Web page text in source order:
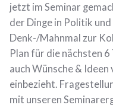
jetzt im Seminar
der Dinge in Politik
Denk-/Mahnmal zur
Plan für die nächsten
auch Wünsche &
einbezieht.
mit unseren